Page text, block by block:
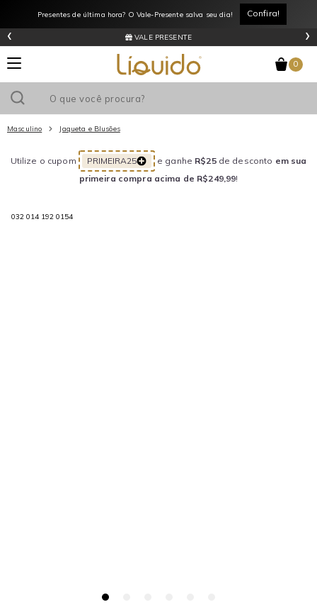
Presentes de última hora? O Vale-Presente salva seu dia! Confira!
VALE PRESENTE
‹ ›
0
Masculino Jaqueta e Blusões
Utilize o cupom PRIMEIRA25 e ganhe R$25de desconto em sua
primeira compra acima de R$249,99!
032 014 192 0154